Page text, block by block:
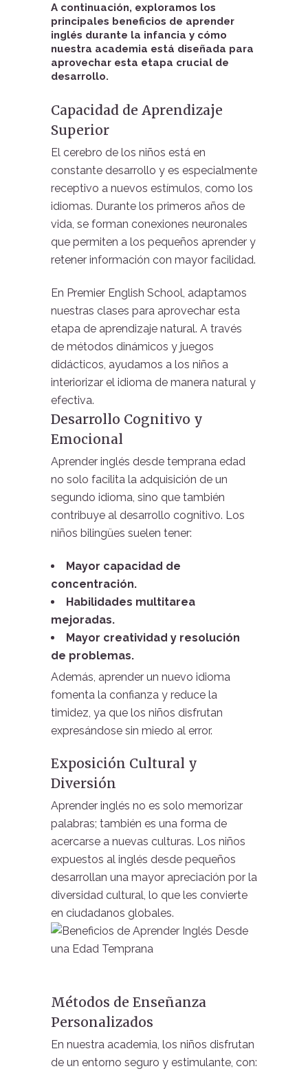
A continuación, exploramos los
principales beneficios de aprender
inglés durante la infancia y cómo
nuestra academia está diseñada para
aprovechar esta etapa crucial de
desarrollo.
Capacidad de Aprendizaje
Superior
El cerebro de los niños está en
constante desarrollo y es especialmente
receptivo a nuevos estímulos, como los
idiomas. Durante los primeros años de
vida, se forman conexiones neuronales
que permiten a los pequeños aprender y
retener información con mayor facilidad.
En Premier English School, adaptamos
nuestras clases para aprovechar esta
etapa de aprendizaje natural. A través
de métodos dinámicos y juegos
didácticos, ayudamos a los niños a
interiorizar el idioma de manera natural y
efectiva.
Desarrollo Cognitivo y
Emocional
Aprender inglés desde temprana edad
no solo facilita la adquisición de un
segundo idioma, sino que también
contribuye al desarrollo cognitivo. Los
niños bilingües suelen tener:
Mayor capacidad de
concentración.
Habilidades multitarea
mejoradas.
Mayor creatividad y resolución
de problemas.
Además, aprender un nuevo idioma
fomenta la confianza y reduce la
timidez, ya que los niños disfrutan
expresándose sin miedo al error.
Exposición Cultural y
Diversión
Aprender inglés no es solo memorizar
palabras; también es una forma de
acercarse a nuevas culturas. Los niños
expuestos al inglés desde pequeños
desarrollan una mayor apreciación por la
diversidad cultural, lo que les convierte
en ciudadanos globales.
Métodos de Enseñanza
Personalizados
En nuestra academia, los niños disfrutan
de un entorno seguro y estimulante, con: